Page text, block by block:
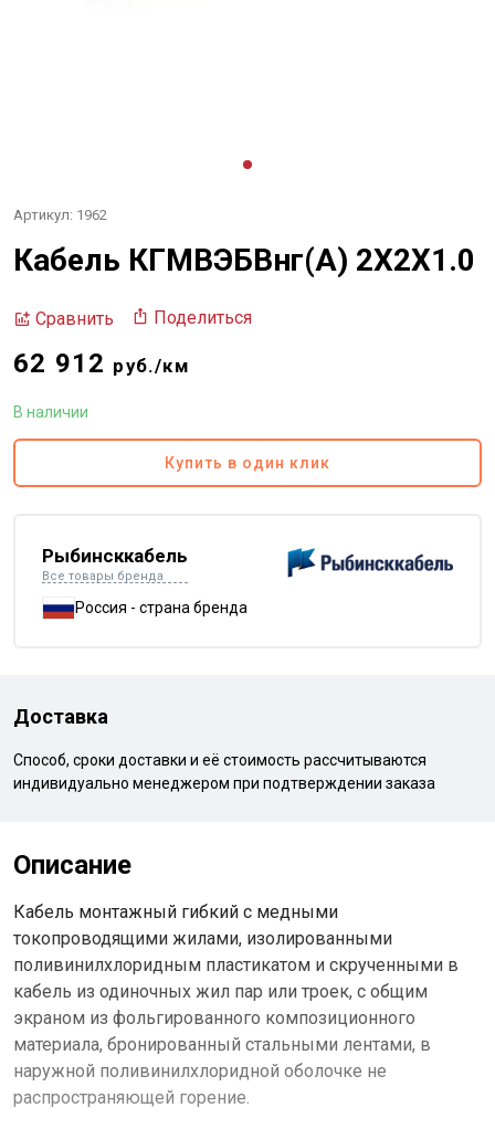
Артикул: 1962
Кабель КГМВЭБВнг(А) 2Х2Х1.0
Сравнить Поделиться
62 912 руб./км
В наличии
Купить в один клик
Рыбинсккабель
Все товары бренда
Россия - страна бренда
Доставка
Способ, сроки доставки и её стоимость рассчитываются
индивидуально менеджером при подтверждении заказа
Описание
Кабель монтажный гибкий с медными
токопроводящими жилами, изолированными
поливинилхлоридным пластикатом и скрученными в
кабель из одиночных жил пар или троек, с общим
экраном из фольгированного композиционного
материала, бронированный стальными лентами, в
наружной поливинилхлоридной оболочке не
распространяющей горение.